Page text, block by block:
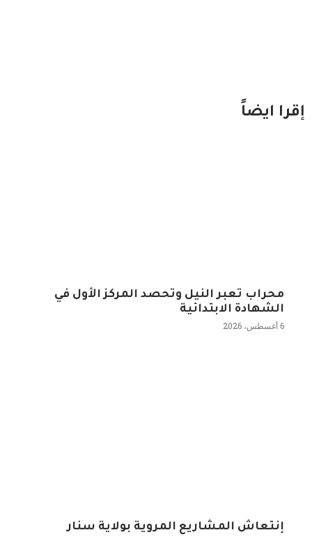
إقرا ايضاً
محراب تعبر النيل وتحصد المركز الأول في
الشهادة الابتدائية
6 أغسطس، 2026
إنتعاش المشاريع المروية بولاية سنار